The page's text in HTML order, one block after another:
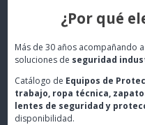
¿Por qué
Más de 30 años acompañando
soluciones de seguridad
Catálogo de Equipos de
trabajo, ropa técnica,
lentes de seguridad y
disponibilidad.